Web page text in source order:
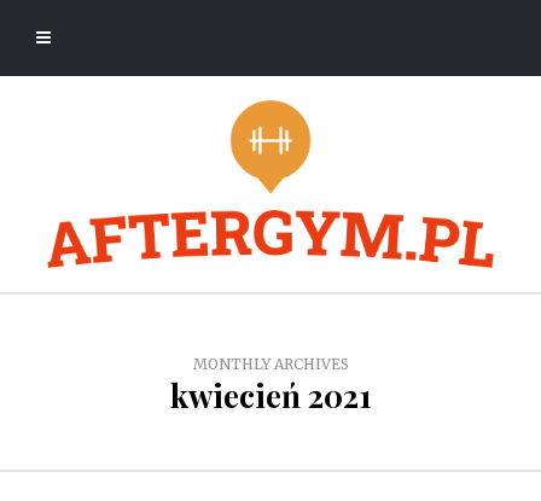
MONTHLY ARCHIVES
kwiecień 2021